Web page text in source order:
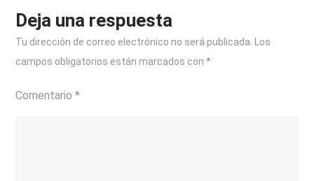
Deja una respuesta
Tu dirección de correo electrónico no será publicada.
Los
campos obligatorios están marcados con*
Comentario*